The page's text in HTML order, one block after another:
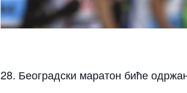
28. Београдски маратон биће